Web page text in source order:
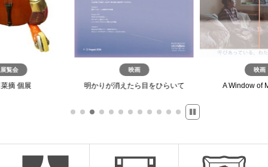
展覧会
摘 個展
映画
明かりが消えたら目をひらいて
映画
A Window of